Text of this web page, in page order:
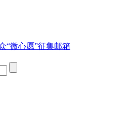
“微心愿”征集邮箱